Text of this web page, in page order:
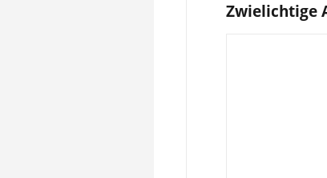
Zwielichtige